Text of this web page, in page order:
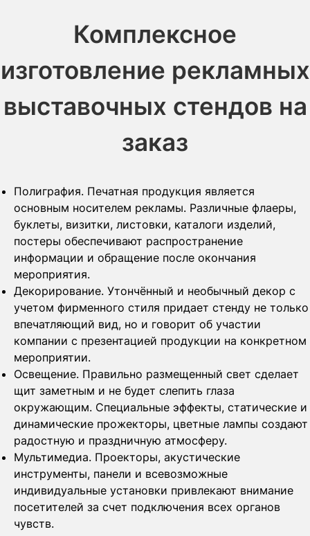
Комплексное
изготовление рекламных
выставочных стендов на
заказ
Полиграфия. Печатная продукция является
основным носителем рекламы. Различные флаеры,
буклеты, визитки, листовки, каталоги изделий,
постеры обеспечивают распространение
информации и обращение после окончания
мероприятия.
Декорирование. Утончённый и необычный декор с
учетом фирменного стиля придает стенду не только
впечатляющий вид, но и говорит об участии
компании с презентацией продукции на конкретном
мероприятии.
Освещение. Правильно размещенный свет сделает
щит заметным и не будет слепить глаза
окружающим. Специальные эффекты, статические и
динамические прожекторы, цветные лампы создают
радостную и праздничную атмосферу.
Мультимедиа. Проекторы, акустические
инструменты, панели и всевозможные
индивидуальные установки привлекают внимание
посетителей за счет подключения всех органов
чувств.